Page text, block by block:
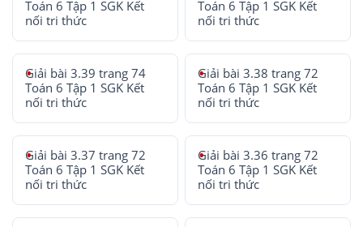
Toán 6 Tập 1 SGK Kết
nối tri thức
Toán 6 Tập 1 SGK Kết
nối tri thức
Giải bài 3.39 trang 74
Toán 6 Tập 1 SGK Kết
nối tri thức
Giải bài 3.38 trang 72
Toán 6 Tập 1 SGK Kết
nối tri thức
Giải bài 3.37 trang 72
Toán 6 Tập 1 SGK Kết
nối tri thức
Giải bài 3.36 trang 72
Toán 6 Tập 1 SGK Kết
nối tri thức